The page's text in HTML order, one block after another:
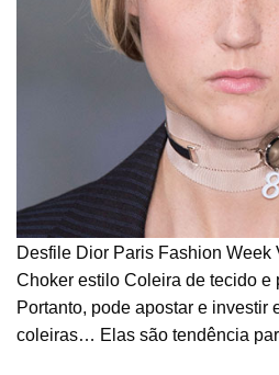
Desfile Dior Paris Fashion Week
Choker estilo Coleira de tecido e
Portanto, pode apostar e investir
coleiras… Elas são tendência